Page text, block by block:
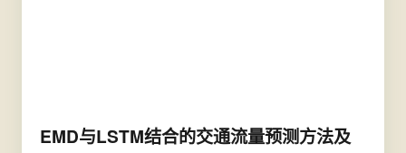
EMD与LSTM结合的交通流量预测方法及